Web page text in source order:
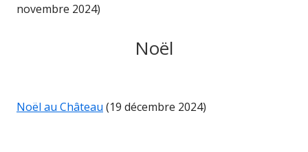
novembre 2024)
Noël
Noël au Château (19 décembre 2024)